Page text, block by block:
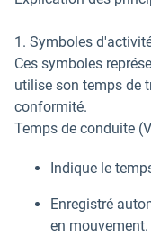
1. Symboles
Ces symboles
utilise son temps de
conformité.
Temps de conduite
Indique le
Enregistré
en mouvement.